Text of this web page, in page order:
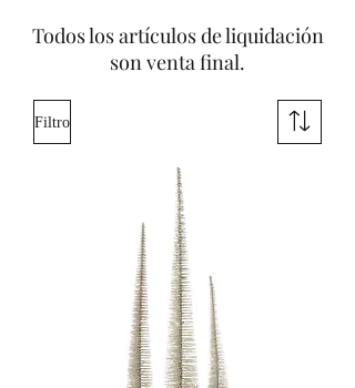
Todos los artículos de liquidación
son venta final.
Filtro